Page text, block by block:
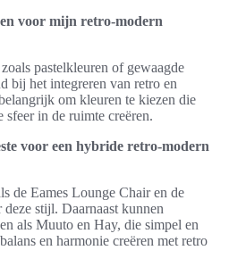
voor mijn retro-modern
pastelkleuren of gewaagde
bij het integreren van retro en
om kleuren te kiezen die
sfeer in de ruimte creëren.
voor een hybride retro-modern
de Eames Lounge Chair en de
stijl. Daarnaast kunnen
als Muuto en Hay, die simpel en
en harmonie creëren met retro